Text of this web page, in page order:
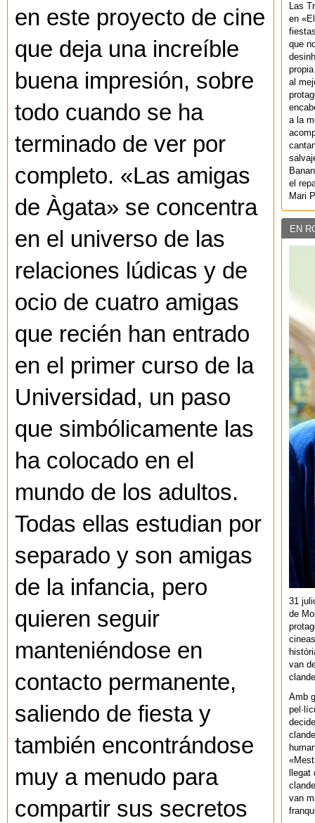
en este proyecto de cine
que deja una increíble
buena impresión, sobre
todo cuando se ha
terminado de ver por
completo. «Las amigas
de Àgata» se concentra
en el universo de las
relaciones lúdicas y de
ocio de cuatro amigas
que recién han entrado
en el primer curso de la
Universidad, un paso
que simbólicamente las
ha colocado en el
mundo de los adultos.
Todas ellas estudian por
separado y son amigas
de la infancia, pero
quieren seguir
manteniéndose en
contacto permanente,
saliendo de fiesta y
también encontrándose
muy a menudo para
compartir sus secretos
Las
en
que
al
a la
el
Mari
EN
31
de
van
Amb
van